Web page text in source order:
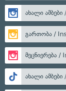
ახალი
გართობა /
მეცნიერება /
ახალი